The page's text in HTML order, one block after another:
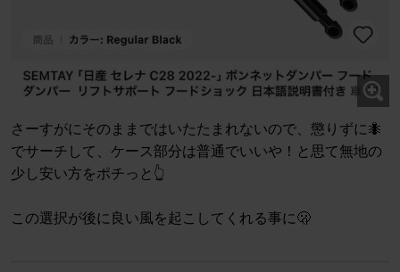
さーすがにそのままではいたたまれないので、懲りずに🐜
でサーチして、ケース部分は普通でいいや！と思て無地の
少し安い方をポチっと👆
この選択が後に良い風を起こしてくれる事に🫢